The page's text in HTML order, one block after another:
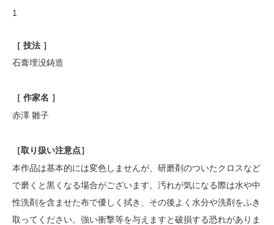
1
［ 技法 ］
石膏埋没鋳造
［ 作家名 ］
赤澤 雛子
［取り扱い注意点］
本作品は基本的には変色しませんが、研磨剤のついたクロスなど
で磨くと黒くなる場合がございます。汚れが気になる際は水や中
性洗剤を含ませた布で優しく拭き、その後よく水分や洗剤をふき
取ってください。強い衝撃等を与えますと破損する恐れがありま